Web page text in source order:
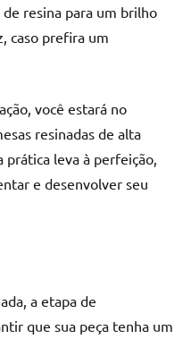
resina para um brilho
caso prefira um
você estará no
resinadas de alta
prática leva à perfeição,
e desenvolver seu
a etapa de
que sua peça tenha um